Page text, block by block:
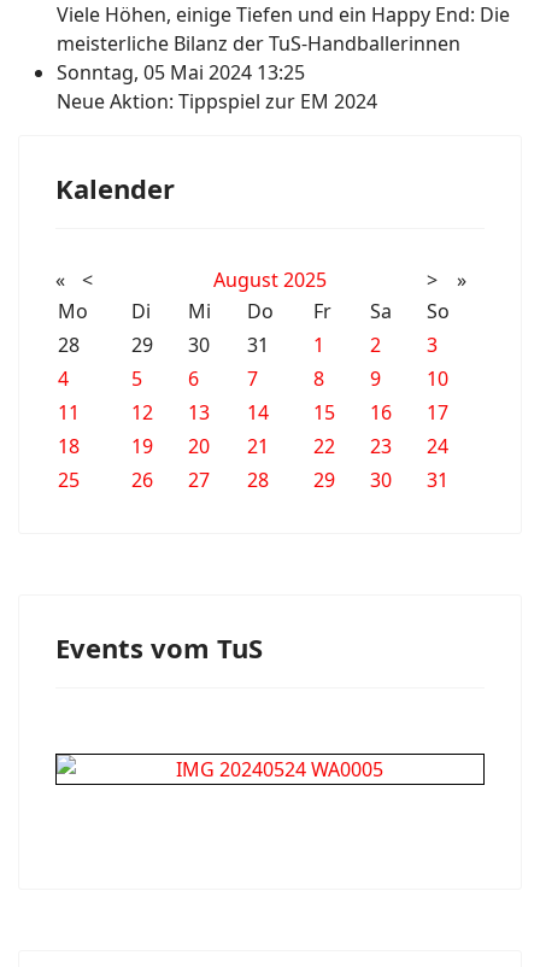
Viele Höhen, einige Tiefen und ein Happy End: Die
meisterliche Bilanz der TuS-Handballerinnen
Sonntag, 05 Mai 2024 13:25
Neue Aktion: Tippspiel zur EM 2024
Kalender
« < August 2025 >
»
Mo
Di Mi Do Fr Sa
So
28
29 30 31 1 2
3
4
5 6 7 8 9
10
11
12 13 14 15 16
17
18
19 20 21 22 23
24
25
26 27 28 29 30 31
Events vom TuS